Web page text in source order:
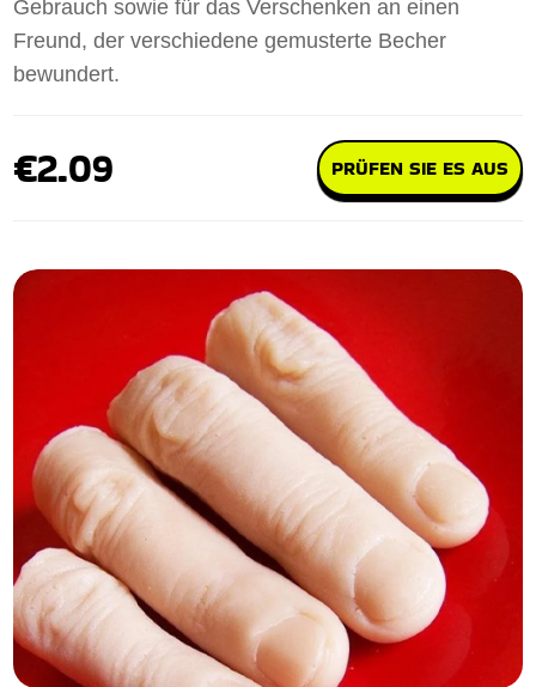
Gebrauch sowie für das Verschenken an einen
Freund, der verschiedene gemusterte Becher
bewundert.
€2.09 PRÜFEN SIE ES AUS